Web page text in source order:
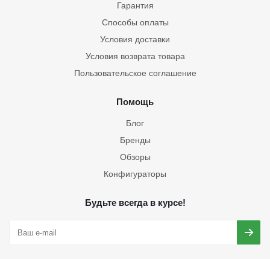
Гарантия
Способы оплаты
Условия доставки
Условия возврата товара
Пользовательское соглашение
Помощь
Блог
Бренды
Обзоры
Конфигураторы
Будьте всегда в курсе!